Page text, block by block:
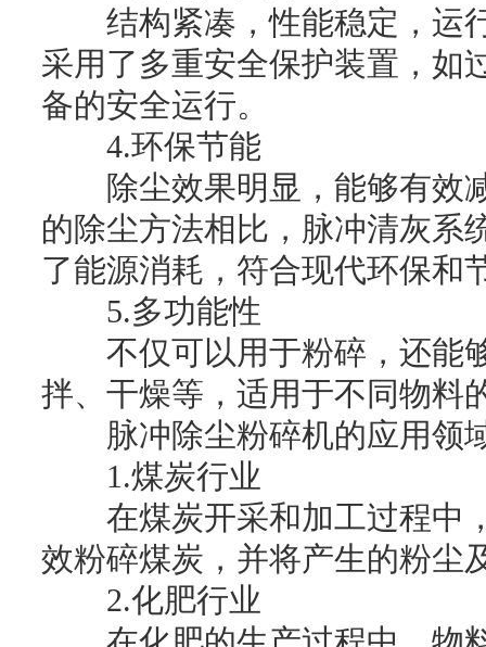
结构紧凑，性能稳定，运
采用了多重安全保护装置，如
备的安全运行。
4.环保节能
除尘效果明显，能够有效
的除尘方法相比，脉冲清灰系
了能源消耗，符合现代环保和
5.多功能性
不仅可以用于粉碎，还能
拌、干燥等，适用于不同物料
脉冲除尘粉碎机的应用领
1.煤炭行业
在煤炭开采和加工过程中
效粉碎煤炭，并将产生的粉尘
2.化肥行业